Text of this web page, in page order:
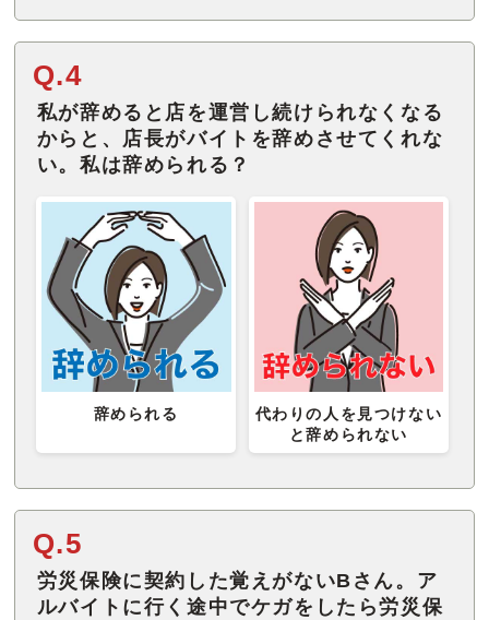
Q.4
私が辞めると店を運営し続けられなくなる
からと、店長がバイトを辞めさせてくれな
い。私は辞められる？
辞められる
代わりの人を見つけない
と辞められない
Q.5
労災保険に契約した覚えがないBさん。ア
ルバイトに行く途中でケガをしたら労災保